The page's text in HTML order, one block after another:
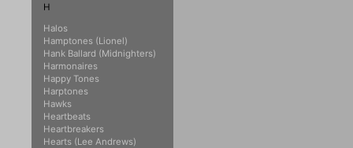
H
Halos
Hamptones (Lionel)
Hank Ballard (Midnighters)
Harmonaires
Happy Tones
Harptones
Hawks
Heartbeats
Heartbreakers
Hearts (Lee Andrews)